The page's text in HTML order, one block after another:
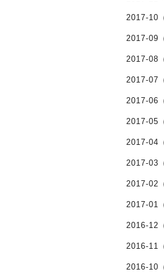
2017-10
2017-09
2017-08
2017-07
2017-06
2017-05
2017-04
2017-03
2017-02
2017-01
2016-12
2016-11
2016-10